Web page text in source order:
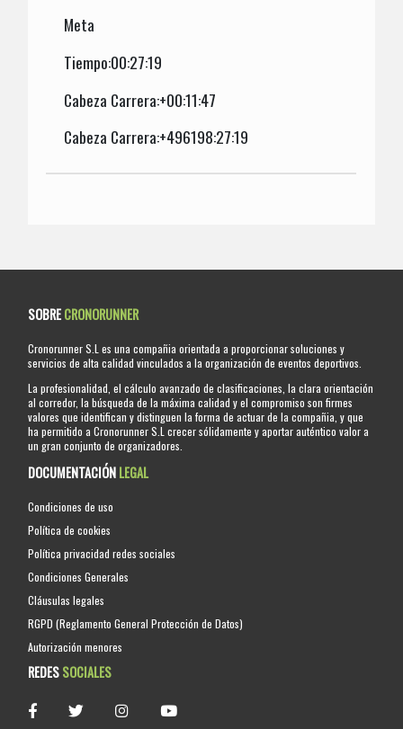
Meta
Tiempo:00:27:19
Cabeza Carrera:+00:11:47
Cabeza Carrera:+496198:27:19
SOBRECRONORUNNER
Cronorunner S.L es una compañia orientada a proporcionar soluciones y
servicios de alta calidad vinculados a la organización de eventos deportivos.
La profesionalidad, el cálculo avanzado de clasificaciones, la clara orientación
al corredor, la búsqueda de la máxima calidad y el compromiso son firmes
valores que identifican y distinguen la forma de actuar de la compañia, y que
ha permitido a Cronorunner S.L crecer sólidamente y aportar auténtico valor a
un gran conjunto de organizadores.
DOCUMENTACIÓNLEGAL
Condiciones de uso
Política de cookies
Política privacidad redes sociales
Condiciones Generales
Cláusulas legales
RGPD (Reglamento General Protección de Datos)
Autorización menores
REDESSOCIALES